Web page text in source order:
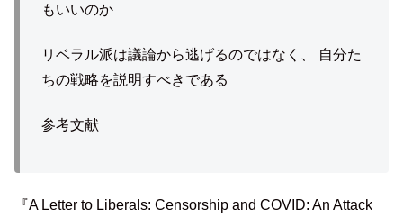
もいいのか
リベラル派は議論から逃げるのではなく、 自分た
ちの戦略を説明すべきである
参考文献
『A Letter to Liberals: Censorship and COVID: An Attack